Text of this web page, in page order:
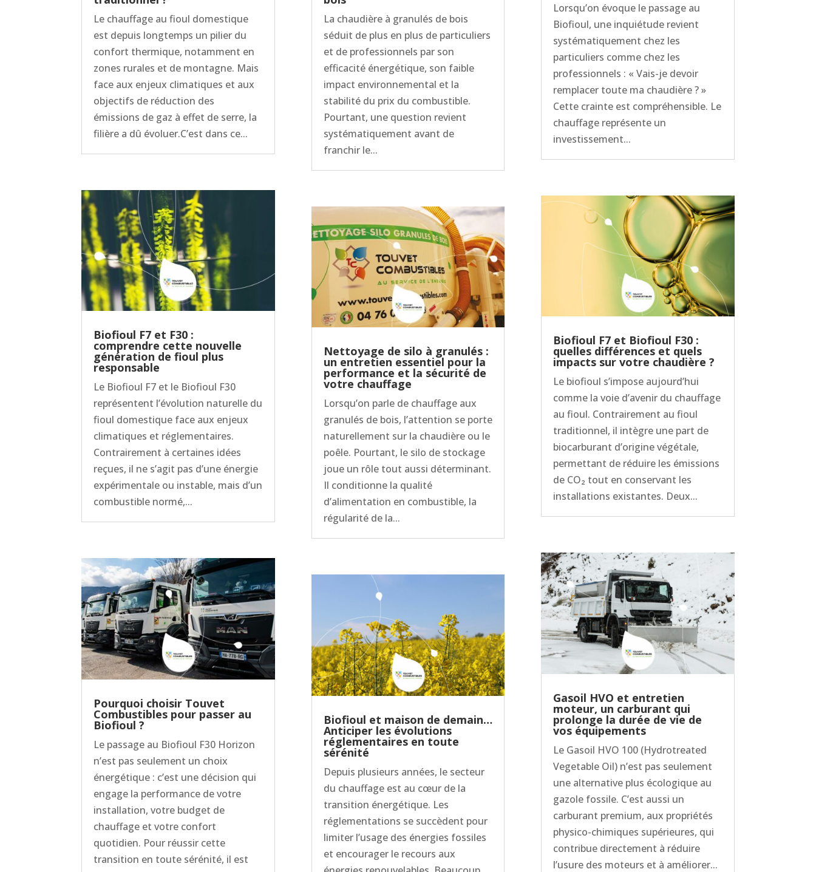
Le chauffage au fioul domestique
est depuis longtemps un pilier du
confort thermique, notamment en
zones rurales et de montagne. Mais
face aux enjeux climatiques et aux
objectifs de réduction des
émissions de gaz à effet de serre, la
filière a dû évoluer.C’est dans ce...
Biofioul F7 et F30 :
comprendre cette nouvelle
génération de fioul plus
responsable
Le Biofioul F7 et le Biofioul F30
représentent l’évolution naturelle du
fioul domestique face aux enjeux
climatiques et réglementaires.
Contrairement à certaines idées
reçues, il ne s’agit pas d’une énergie
expérimentale ou instable, mais d’un
combustible normé,...
Pourquoi choisir Touvet
Combustibles pour passer au
Biofioul ?
Le passage au Biofioul F30 Horizon
n’est pas seulement un choix
énergétique : c’est une décision qui
engage la performance de votre
installation, votre budget de
chauffage et votre confort
quotidien. Pour réussir cette
transition en toute sérénité, il est
La chaudière à granulés de bois
séduit de plus en plus de particuliers
et de professionnels par son
efficacité énergétique, son faible
impact environnemental et la
stabilité du prix du combustible.
Pourtant, une question revient
systématiquement avant de
franchir le...
Nettoyage de silo à granulés :
un entretien essentiel pour la
performance et la sécurité de
votre chauffage
Lorsqu’on parle de chauffage aux
granulés de bois, l’attention se porte
naturellement sur la chaudière ou le
poêle. Pourtant, le silo de stockage
joue un rôle tout aussi déterminant.
Il conditionne la qualité
d’alimentation en combustible, la
régularité de la...
Biofioul et maison de demain…
Anticiper les évolutions
réglementaires en toute
sérénité
Depuis plusieurs années, le secteur
du chauffage est au cœur de la
transition énergétique. Les
réglementations se succèdent pour
limiter l’usage des énergies fossiles
et encourager le recours aux
Lorsqu’on évoque le passage au
Biofioul, une inquiétude revient
systématiquement chez les
particuliers comme chez les
professionnels : « Vais-je devoir
remplacer toute ma chaudière ? »
Cette crainte est compréhensible. Le
chauffage représente un
investissement...
Biofioul F7 et Biofioul F30 :
quelles différences et quels
impacts sur votre chaudière ?
Le biofioul s’impose aujourd’hui
comme la voie d’avenir du chauffage
au fioul. Contrairement au fioul
traditionnel, il intègre une part de
biocarburant d’origine végétale,
permettant de réduire les émissions
de CO₂ tout en conservant les
installations existantes. Deux...
Gasoil HVO et entretien
moteur, un carburant qui
prolonge la durée de vie de
vos équipements
Le Gasoil HVO 100 (Hydrotreated
Vegetable Oil) n’est pas seulement
une alternative plus écologique au
gazole fossile. C’est aussi un
carburant premium, aux propriétés
physico-chimiques supérieures, qui
contribue directement à réduire
l’usure des moteurs et à améliorer...